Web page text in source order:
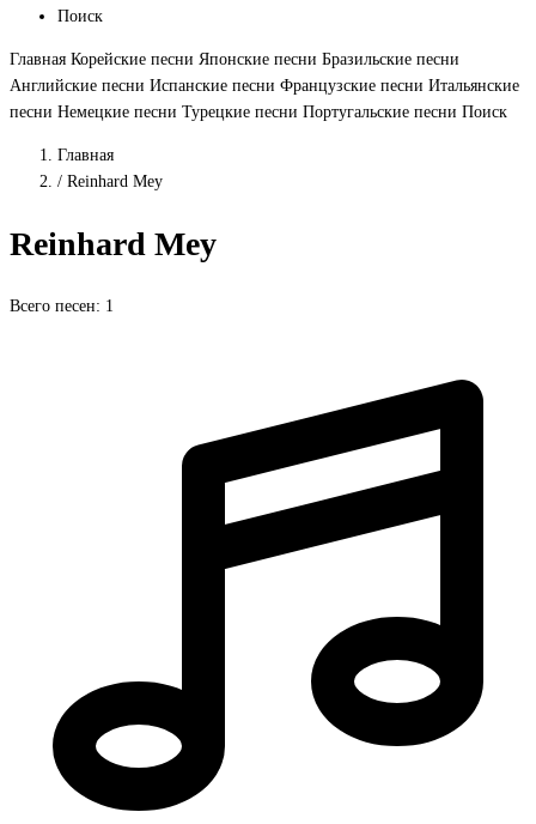
Поиск
Главная Корейские песни Японские песни Бразильские песни
Английские песни Испанские песни Французские песни Итальянские
песни Немецкие песни Турецкие песни Португальские песни Поиск
Главная
/ Reinhard Mey
Reinhard Mey
Всего песен: 1